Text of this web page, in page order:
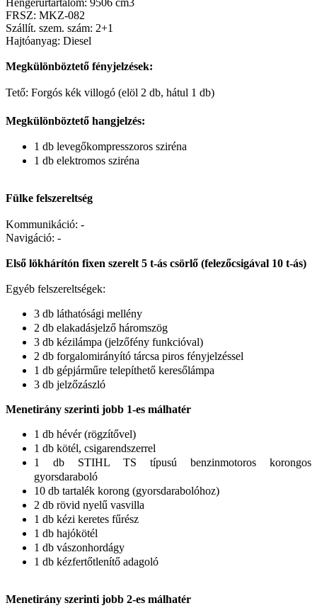
FRSZ: MKZ-082
Szállít. szem. szám: 2+1
Hajtóanyag: Diesel
Megkülönböztető fényjelzések:
Tető: Forgós kék villogó (elöl 2 db, hátul 1 db)
Megkülönböztető hangjelzés:
1 db levegőkompresszoros sziréna
1 db elektromos sziréna
Fülke felszereltség
Kommunikáció: -
Navigáció: -
Első lökhárítón fixen szerelt 5 t-ás csörlő (felezőcsigával 10 t-ás)
Egyéb felszereltségek:
3 db láthatósági mellény
2 db elakadásjelző háromszög
3 db kézilámpa (jelzőfény funkcióval)
2 db forgalomirányító tárcsa piros fényjelzéssel
1 db gépjárműre telepíthető keresőlámpa
3 db jelzőzászló
Menetirány szerinti jobb 1-es málhatér
1 db hévér (rögzítővel)
1 db kötél, csigarendszerrel
1 db STIHL TS típusú benzinmotoros korongos
gyorsdaraboló
10 db tartalék korong (gyorsdarabolóhoz)
2 db rövid nyelű vasvilla
1 db kézi keretes fűrész
1 db hajókötél
1 db vászonhordágy
1 db kézfertőtlenítő adagoló
Menetirány szerinti jobb 2-es málhatér